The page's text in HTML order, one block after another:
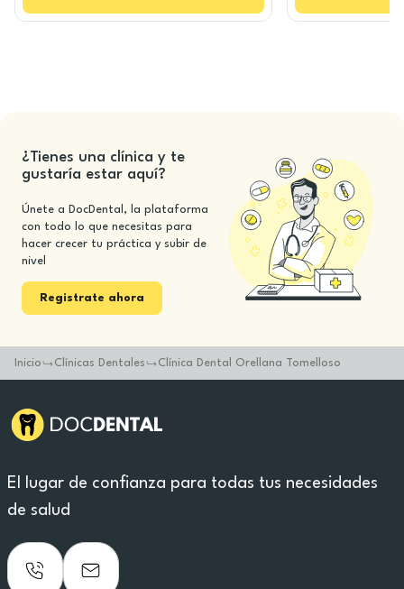
¿Tienes una clínica y te
gustaría estar aquí?
Únete a DocDental, la plataforma
con todo lo que necesitas para
hacer crecer tu práctica y subir de
nivel
Registrate ahora
Inicio Clínicas Dentales Clínica Dental Orellana Tomelloso
El lugar de confianza para todas tus necesidades
de salud